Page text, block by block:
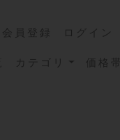
会員登録 ログイン
カテゴリ 価格